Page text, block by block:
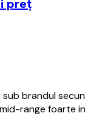
preţ
brandul
range foarte